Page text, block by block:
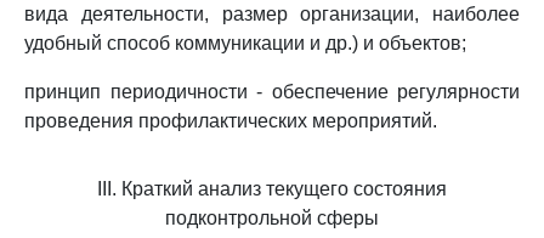
вида деятельности, размер организации, наиболее
удобный способ коммуникации и др.) и объектов;
принцип периодичности - обеспечение регулярности
проведения профилактических мероприятий.
III. Краткий анализ текущего состояния
подконтрольной сферы